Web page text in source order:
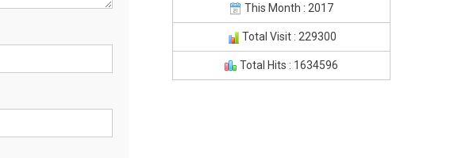
This Month : 2017
Total Visit : 229300
Total Hits : 1634596